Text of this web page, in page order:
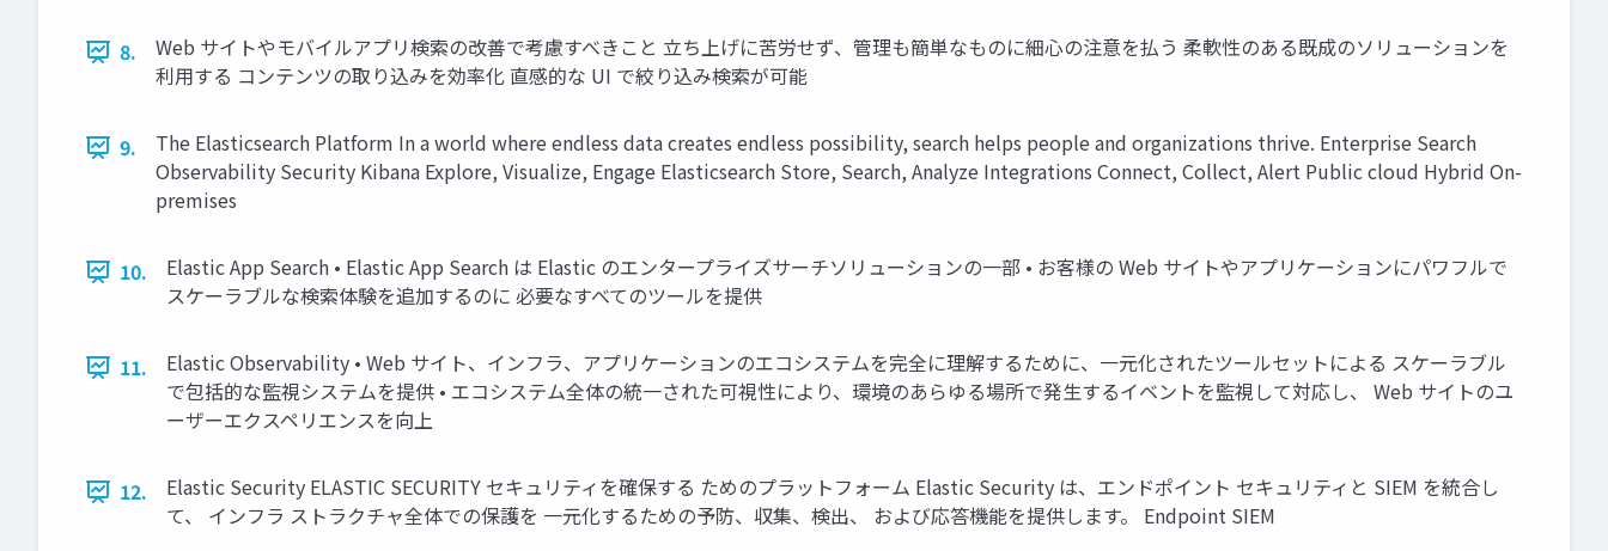
8.
Web サイトやモバイルアプリ検索の改善で考慮すべきこと ⽴ち上げに苦労せず、管理も簡単なものに細⼼の注意を払う 柔軟性のある既成のソリューションを
利⽤する コンテンツの取り込みを効率化 直感的な UI で絞り込み検索が可能
9.
The Elasticsearch Platform In a world where endless data creates endless possibility, search helps people and organizations thrive. Enterprise Search
Observability Security Kibana Explore, Visualize, Engage Elasticsearch Store, Search, Analyze Integrations Connect, Collect, Alert Public cloud Hybrid On-
premises
10.
Elastic App Search • Elastic App Search は Elastic のエンタープライズサーチソリューションの⼀部 • お客様の Web サイトやアプリケーションにパワフルで
スケーラブルな検索体験を追加するのに 必要なすべてのツールを提供
11.
Elastic Observability • Web サイト、インフラ、アプリケーションのエコシステムを完全に理解するために、⼀元化されたツールセットによる スケーラブル
で包括的な監視システムを提供 • エコシステム全体の統⼀された可視性により、環境のあらゆる場所で発⽣するイベントを監視して対応し、 Web サイトのユ
ーザーエクスペリエンスを向上
12.
Elastic Security ELASTIC SECURITY セキュリティを確保する ためのプラットフォーム Elastic Security は、エンドポイント セキュリティと SIEM を統合し
て、 インフラ ストラクチャ全体での保護を ⼀元化するための予防、収集、検出、 および応答機能を提供します。 Endpoint SIEM